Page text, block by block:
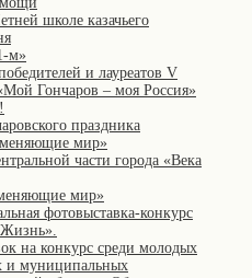
школе казачьего
м»
и лауреатов V
Гончаров – моя Россия»
праздника
меняющие мир»
части города «Века
мир»
фотовыставка-конкурс
Жизнь».
на конкурс среди молодых
и муниципальных